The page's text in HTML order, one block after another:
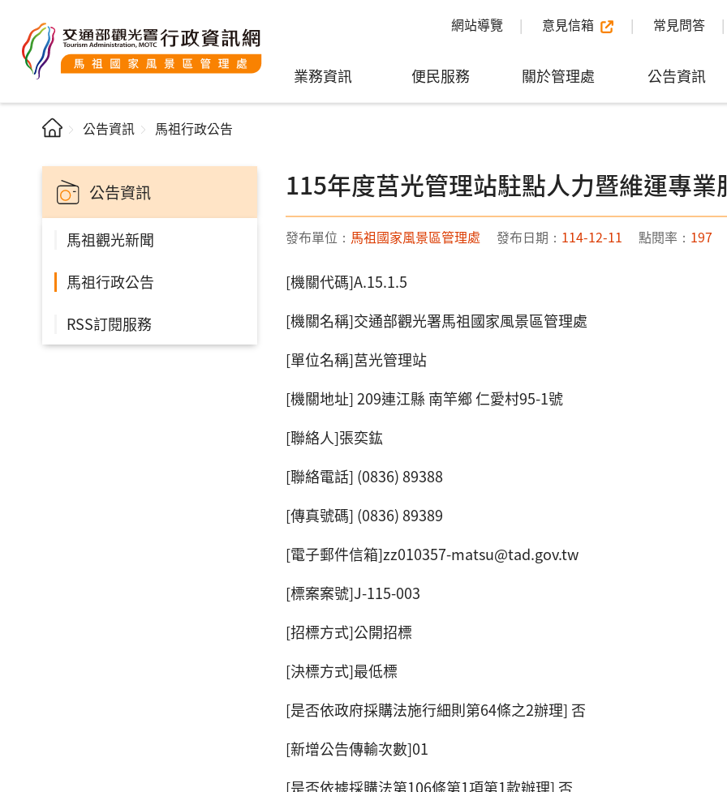
網站導覽 意見信箱 常見問答
業務資訊 便民服務 關於管理處 公告資訊
公告資訊 馬祖行政公告
公告資訊
馬祖觀光新聞
馬祖行政公告
RSS訂閱服務
115年度莒光管理站駐點人力暨維運專
發布單位： 馬祖國家風景區管理處 發布日期： 114-12-11 點閱率： 197
[機關代碼]A.15.1.5
[機關名稱]交通部觀光署馬祖國家風景區管理處
[單位名稱]莒光管理站
[機關地址] 209連江縣 南竿鄉 仁愛村95-1號
[聯絡人]張奕鈜
[聯絡電話] (0836) 89388
[傳真號碼] (0836) 89389
[電子郵件信箱]zz010357-matsu@tad.gov.tw
[標案案號]J-115-003
[招標方式]公開招標
[決標方式]最低標
[是否依政府採購法施行細則第64條之2辦理] 否
[新增公告傳輸次數]01
[是否依據採購法第106條第1項第1款辦理] 否